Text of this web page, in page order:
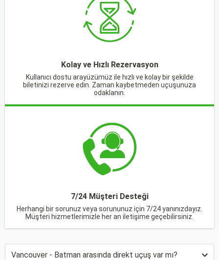
Kolay ve Hızlı Rezervasyon
Kullanıcı dostu arayüzümüz ile hızlı ve kolay bir şekilde
biletinizi rezerve edin. Zaman kaybetmeden uçuşunuza
odaklanın.
7/24 Müşteri Desteği
Herhangi bir sorunuz veya sorununuz için 7/24 yanınızdayız.
Müşteri hizmetlerimizle her an iletişime geçebilirsiniz.
Vancouver - Batman arasında direkt uçuş var mı?